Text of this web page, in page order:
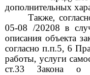
дополнительных
Также,
05-08 /20208 в
описания объекта
согласно п.п.5, 6
работы, услуги
ст.33 Закона о